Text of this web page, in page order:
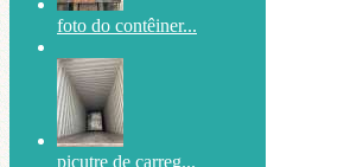
foto do contêiner...
picutre de carreg...